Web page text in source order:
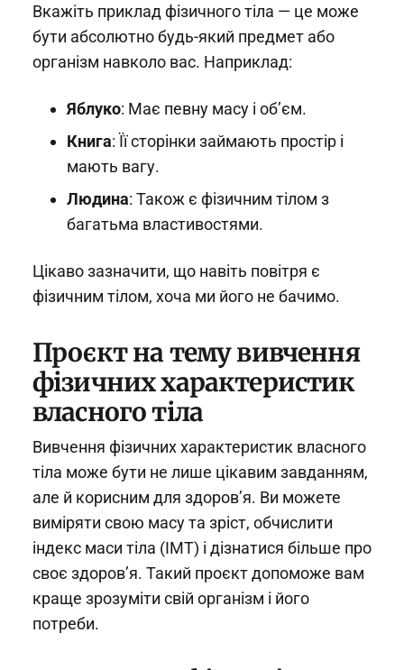
Вкажіть приклад фізичного тіла — це може
бути абсолютно будь-який предмет або
організм навколо вас. Наприклад:
Яблуко: Має певну масу і об’єм.
Книга: Її сторінки займають простір і
мають вагу.
Людина: Також є фізичним тілом з
багатьма властивостями.
Цікаво зазначити, що навіть повітря є
фізичним тілом, хоча ми його не бачимо.
Проєкт на тему вивчення
фізичних характеристик
власного тіла
Вивчення фізичних характеристик власного
тіла може бути не лише цікавим завданням,
але й корисним для здоров’я. Ви можете
виміряти свою масу та зріст, обчислити
індекс маси тіла (ІМТ) і дізнатися більше про
своє здоров’я. Такий проєкт допоможе вам
краще зрозуміти свій організм і його
потреби.